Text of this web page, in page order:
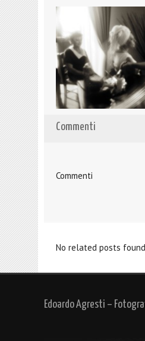
Commenti
Commenti
No related posts found
Edoardo Agresti –